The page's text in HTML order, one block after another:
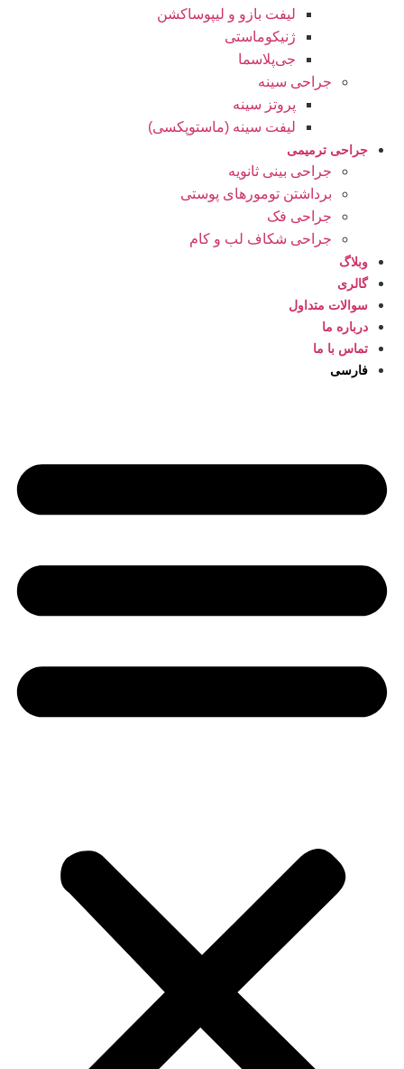
لیفت بازو و لیپوساکشن
ژنیکوماستی
جی‌پلاسما
جراحی سینه
پروتز سینه
لیفت سینه (ماستوپکسی)
جراحی ترمیمی
جراحی بینی ثانویه
برداشتن تومورهای پوستی
جراحی فک
جراحی شکاف لب و کام
وبلاگ
گالری
سوالات متداول
درباره ما
تماس با ما
فارسی